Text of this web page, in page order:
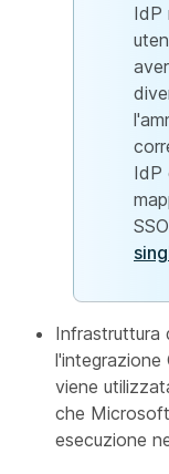
IdP
IdP
Infrastruttura
l'integrazione
viene
che
esecuzione